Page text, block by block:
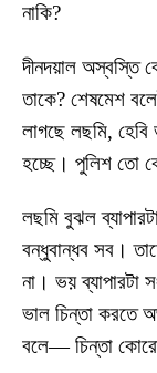
নাকি?
দীনদয়াল অস্বস্তি
তাকে? শেষমেশ
লাগছে লছমি,
হচ্ছে। পুলিশ তো
লছমি বুঝল
বন্ধুবান্ধব সব।
না। ভয় ব্যাপারটা
ভাল চিন্তা করতে
বলে— চিন্তা